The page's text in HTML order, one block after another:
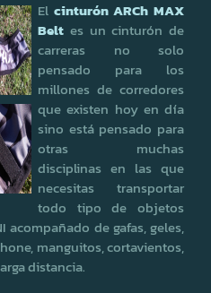
El cinturón ARCh MAX
Belt es un cinturón de
carreras no solo
pensado para los
millones de corredores
que existen hoy en día
sino está pensado para
otras muchas
disciplinas en las que
necesitas transportar
todo tipo de objetos
acompañado de gafas, geles,
manguitos, cortavientos,
distancia.